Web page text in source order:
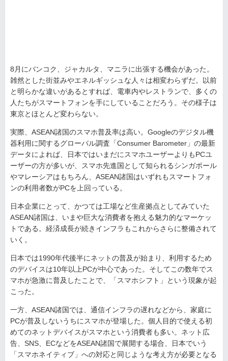
8月にバンコク、ジャカルタ、マニラに出張する機会があった。
雑然とした街並みやエネルギッシュな人々は相変わらずだ。以前
と明らかな違いがあるとすれば、電車内やレストランで、多くの
人たちがスマートフォンを手にしていることだろう。その様子は
東京とほとんど変わらない。
実際、ASEAN諸国のスマホ普及率は高い。Googleのデジタル機
器利用に関するグローバル調査「Consumer Barometer」の最新
データによれば、日本ではいまだにスマホユーザーよりもPCユ
ーザーの方が多いが、スマホ先進国として知られるシンガポール
やマレーシアはもちろん、ASEAN諸国はいずれもスマートフォ
ンの利用者数がPCを上回っている。
日本企業にとって、かつては工場など生産拠点としてみていた
ASEAN諸国は、いまや巨大な消費者を抱える魅力的なマーケッ
トである。経済成長が続きインフラもこれからさらに整備されて
いく。
日本では1990年代後半にネットの普及が始まり、利用するため
のデバイスは10年以上PCが中心であった。そしてこの数年でス
マホが急激に普及したことで、「スマホシフト」という現象が起
こった。
一方、ASEAN諸国では、通信インフラの遅れなどから、家庭に
PCが普及しないうちにスマホが登場した。個人目的で使える初
めてのネットデバイスがスマホという消費者も多い。ネット広
告、SNS、ECなどをASEAN諸国で展開する場合、日本でいう
「スマホネイティブ」への対応と同じような考え方が必要となる